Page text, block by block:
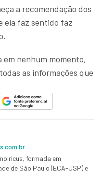
a recomendação dos
ela faz sentido faz
em nenhum momento,
as informações que
formada em
de São Paulo (ECA-USP) e